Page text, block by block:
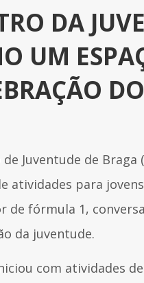
DA
UM
de Juventude de
atividades para
de fórmula 1,
da juventude.
com atividades